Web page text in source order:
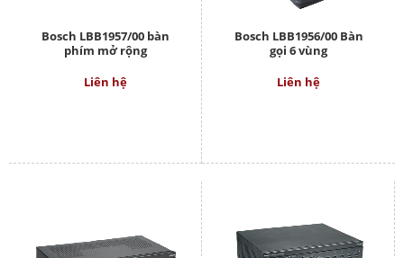
Bosch LBB1957/00 bàn
phím mở rộng
Liên hệ
Bosch LBB1956/00 Bàn
gọi 6 vùng
Liên hệ